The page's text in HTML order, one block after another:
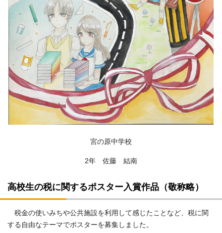
宮の原中学校
2年 佐藤 結南
高校生の税に関するポスター入賞作品（敬称略）
税金の使いみちや公共施設を利用して感じたことなど、税に関
する自由なテーマでポスターを募集しました。